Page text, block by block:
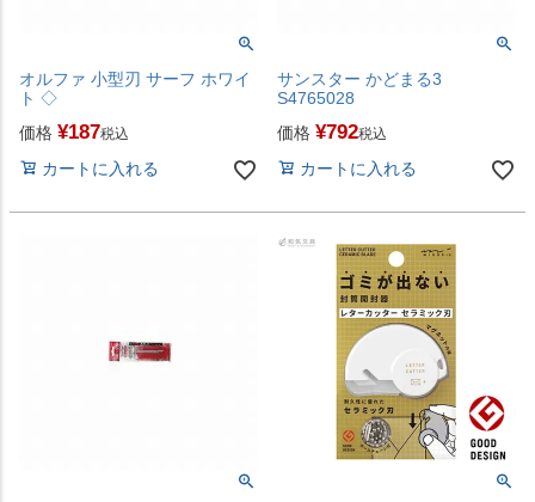
オルファ 小型刃 サーフ ホワイ
ト ◇
価格 ¥187税込
カートに入れる
サンスター かどまる3
S4765028
価格 ¥792税込
カートに入れる